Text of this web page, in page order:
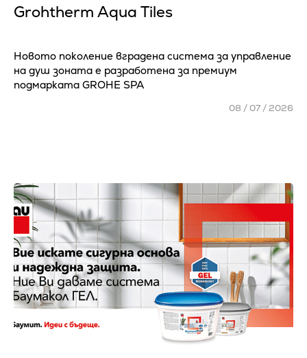
Grohtherm Aqua Tiles
Новото поколение вградена система за управление
на душ зоната е разработена за премиум
подмарката GROHE SPA
08 / 07 / 2026